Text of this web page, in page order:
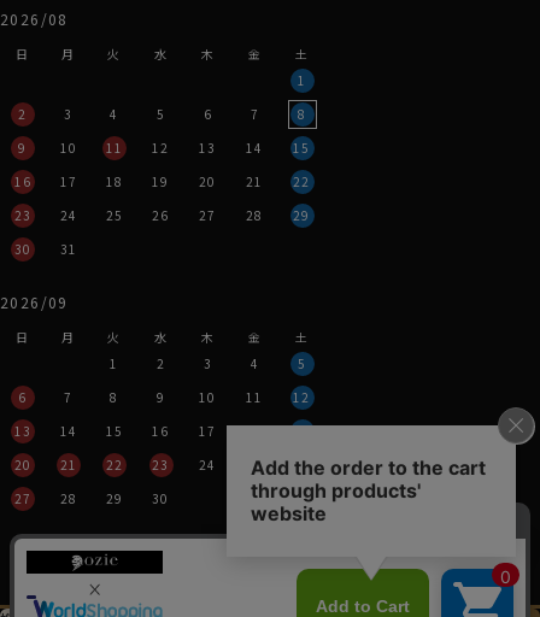
2026/08
日 月 火 水 木 金
土
1
2
3 4 5 6 7
8
9
10 11 12 13 14
15
16
17 18 19 20 21
22
23
24 25 26 27 28
29
30
31
2026/09
日 月 火 水 木 金
土
1
2 3 4
5
6
7 8 9 10 11
12
13
14 15 16 17 18
19
20
21 22 23 24 25
26
27
28 29 30
営業時間：平日11時～17時
定休日：土・日・祝
その都度表示させていただきます。